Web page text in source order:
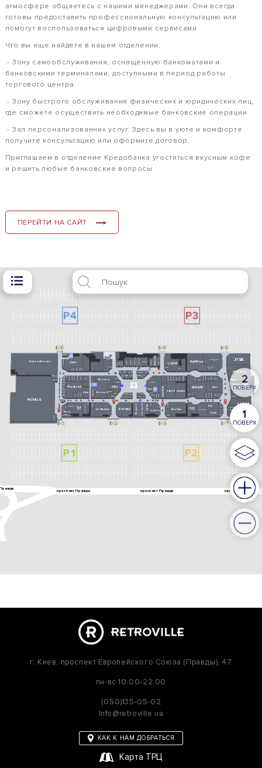
атмосфере общаетесь с нашими менеджерами. Они всегда
готовы предоставить профессиональную консультацию или
помогут воспользоваться цифровыми сервисами.
Что вы еще найдете в нашем отделении:
- Зону самообслуживания, оснащенную банкоматами и
банковскими терминалами, доступными в период работы
торгового центра.
- Зону быстрого обслуживания физических и юридических лиц,
где сможете осуществить необходимые банковские операции
- Зал персонализованних услуг. Здесь вы в уюте и комфорте
получите консультацию или оформите договор.
Приглашаем в отделение Кредобанка угоститься вкусным кофе
и решить любые банковские вопросы.
ПЕРЕЙТИ НА САЙТ
г. Киев, проспект Европейского Союза (Правды), 47
пн-вс 10:00-22:00
(050)135-05-02
Info@retroville.ua
КАК К НАМ ДОБРАТЬСЯ
Карта ТРЦ